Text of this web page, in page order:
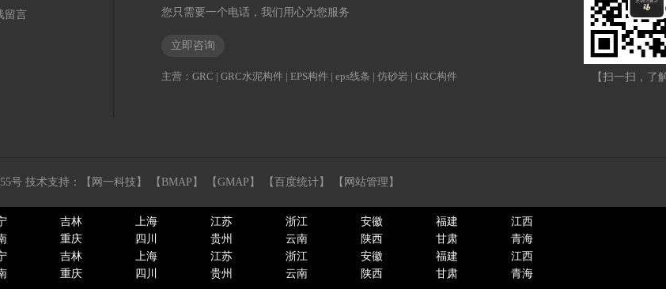
留言 您只需要一个电话，我们用心为您服务
立即咨询
主营： GRC | GRC水泥构件 | EPS构件 | eps线条 | 仿砂岩 | GRC构件 【扫一扫，了
号 技术支持： 【网一科技】 【BMAP】 【GMAP】 【百度统计】 【网站管理】
吉林 上海 江苏 浙江 安徽 福建
江西
重庆 四川 贵州 云南 陕西 甘肃
青海
吉林 上海 江苏 浙江 安徽 福建
江西
重庆 四川 贵州 云南 陕西 甘肃
青海